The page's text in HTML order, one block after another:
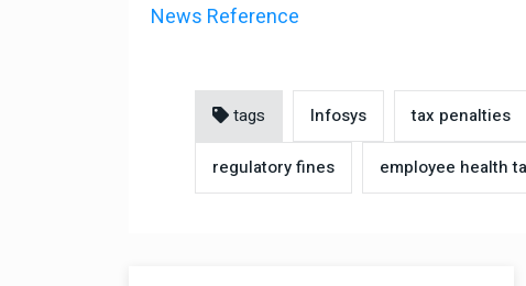
News Reference
tags Infosys tax penalties
regulatory fines employee health